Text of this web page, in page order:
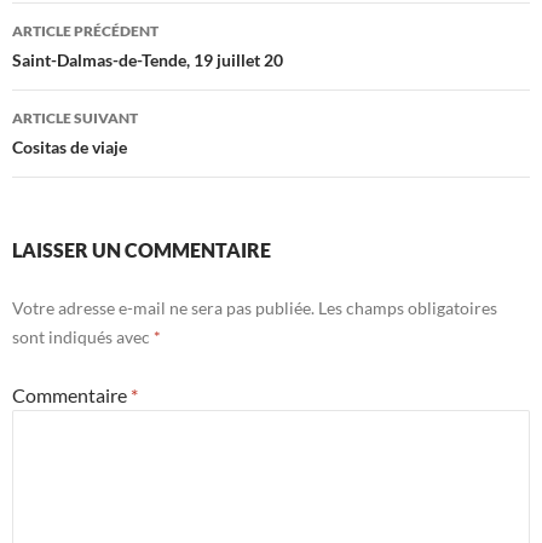
Navigation
des
articles
ARTICLE PRÉCÉDENT
Saint-Dalmas-de-Tende, 19 juillet 20
ARTICLE SUIVANT
Cositas de viaje
LAISSER UN COMMENTAIRE
Votre adresse e-mail ne sera pas publiée. Les champs obligatoires
sont indiqués avec *
Commentaire *